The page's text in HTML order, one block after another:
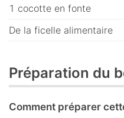
1 cocotte en fonte
De la ficelle alimentaire
Préparation du
Comment préparer